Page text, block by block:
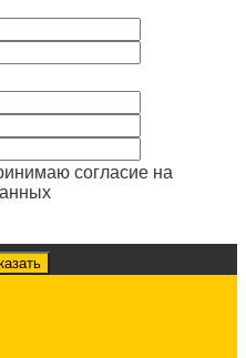
согласие на